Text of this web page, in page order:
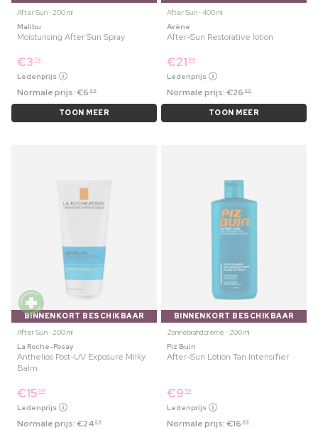
After Sun ⋅ 200 ml
Malibu
Moisturising After Sun Spray
€3 79
Ledenprijs
Normale prijs:€6 99
TOON MEER
After Sun ⋅ 400 ml
Avène
After-Sun Restorative lotion
€21 89
Ledenprijs
Normale prijs:€26 99
TOON MEER
BINNENKORT BESCHIKBAAR
After Sun ⋅ 200 ml
La Roche-Posay
Anthelios Post-UV Exposure Milky
Balm
€15 09
Ledenprijs
Normale prijs:€24 29
BINNENKORT BESCHIKBAAR
Zonnebrandcrème ⋅ 200 ml
Piz Buin
After-Sun Lotion Tan Intensifier
€9 59
Ledenprijs
Normale prijs:€16 99